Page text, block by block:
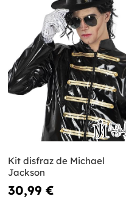
Kit disfraz de Michael
Jackson
30,99 €